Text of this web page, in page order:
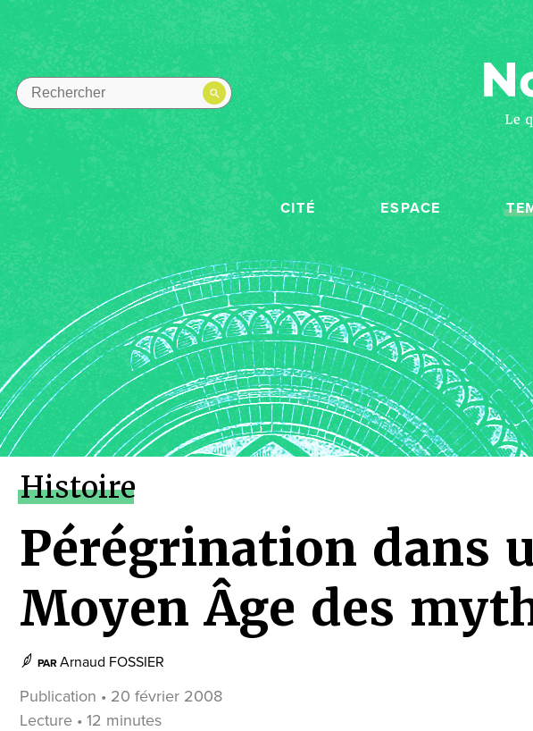
CITÉ ESPACE
Histoire
Pérégrination dans
Moyen Âge des
PAR Arnaud FOSSIER
Publication • 20 février 2008
Lecture • 12 minutes